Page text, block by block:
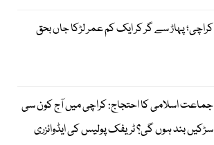
کراچی؛ پہاڑ سے گر کر ایک کم عمر لڑکا جاں بحق
جماعت اسلامی کا احتجاج: کراچی میں آج کون سی
سڑکیں بند ہوں گی؟ ٹریفک پولیس کی ایڈوائزری